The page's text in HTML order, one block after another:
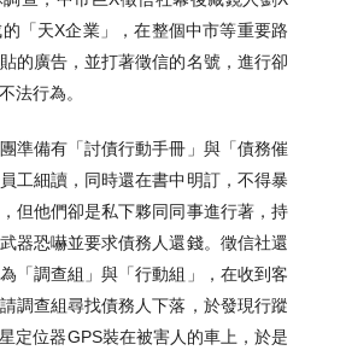
「天X企業」，在整個中市等重要路
的廣告，並打著徵信的名號，進行卻
法行為。
準備有「討債行動手冊」與「債務催
工細讀，同時還在書中明訂，不得暴
但他們卻是私下夥同同事進行著，持
器恐嚇並要求債務人還錢。徵信社還
「調查組」與「行動組」，在收到客
調查組尋找債務人下落，於發現行蹤
定位器GPS裝在被害人的車上，於是